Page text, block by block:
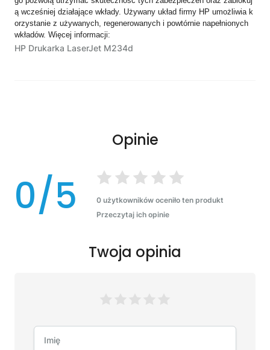
ą wcześniej działające wkłady. Używany układ firmy HP umożliwia k
orzystanie z używanych, regenerowanych i powtórnie napełnionych
wkładów. Więcej informacji:
HP Drukarka LaserJet M234d
Opinie
0/5
0 użytkowników oceniło ten produkt
Przeczytaj ich opinie
Twoja opinia